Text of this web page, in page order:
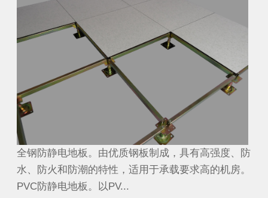
全钢防静电地板。由优质钢板制成，具有高强度、防
水、防火和防潮的特性，适用于承载要求高的机房。
PVC防静电地板。以PV...